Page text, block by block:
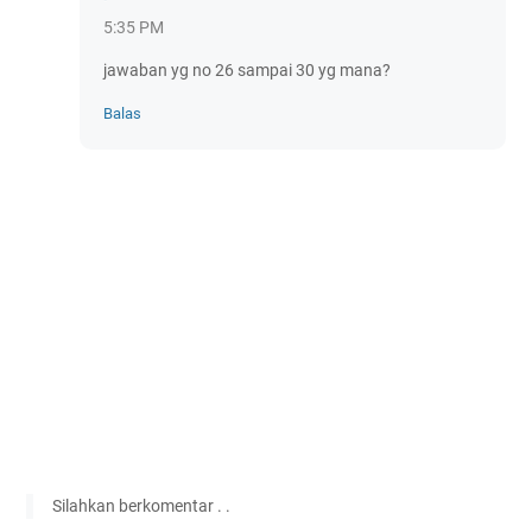
5:35 PM
jawaban yg no 26 sampai 30 yg mana?
Balas
Silahkan berkomentar . .